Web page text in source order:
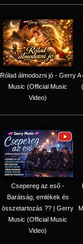
Rólad álmodozni jó - Gerry
Music (Official Music
Video)
A
Csepereg az eső -
Barátság, emlékek és
összetartozás ?️? | Gerry
Music (Official Music
Video)